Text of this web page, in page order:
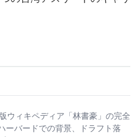
ウィキペディア「林書豪」の完全
ーバードでの背景、ドラフト落